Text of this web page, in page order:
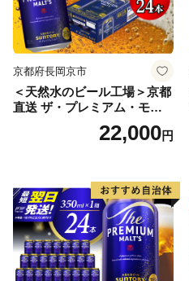
京都府長岡京市
＜天然水のビール工場＞京都
直送 ザ・プレミアム・モル
ツ 350ml×24本 プレモル [149
22,000円